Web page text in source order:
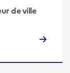
de ville